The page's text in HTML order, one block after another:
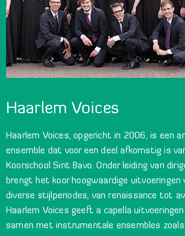
Haarlem Voices
Haarlem Voices, opgericht in 2006, is een
ensemble dat voor een deel afkomstig is
Koorschool Sint Bavo. Onder leiding van
brengt het koor hoogwaardige uitvoeringen
diverse stijlperiodes, van renaissance tot
Haarlem Voices geeft a capella
samen met instrumentale ensembles zoals